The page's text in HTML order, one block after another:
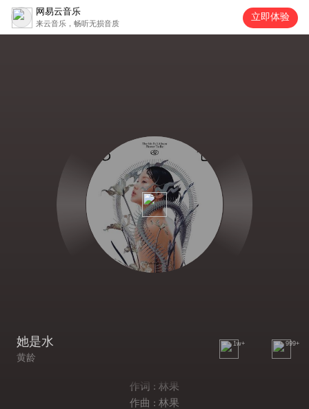
网易云音乐
来云音乐，畅听无损音质
立即体验
她是水
黄龄
1w+ 999+
作词 : 林果
作曲 : 林果